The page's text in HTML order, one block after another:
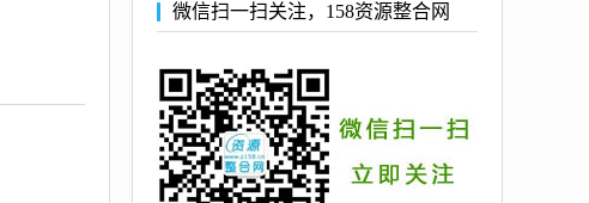
微信扫一扫关注，158资源整合网